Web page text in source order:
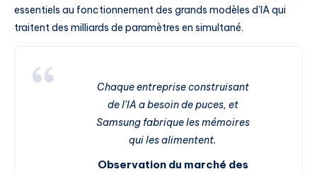
essentiels au fonctionnement des grands modèles d’IA qui
traitent des milliards de paramètres en simultané.
Chaque entreprise construisant
de l’IA a besoin de puces, et
Samsung fabrique les mémoires
qui les alimentent.
Observation du marché des